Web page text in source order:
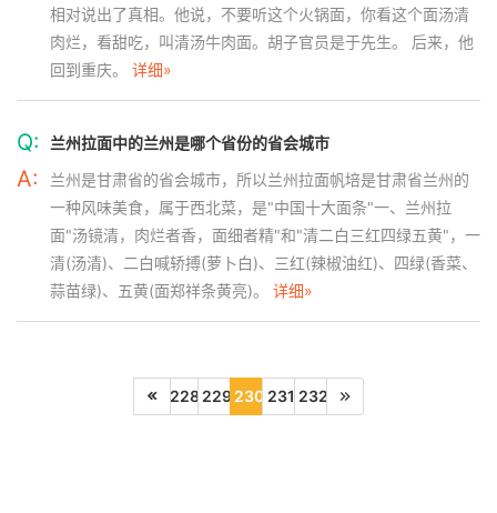
相对说出了真相。他说，不要听这个火锅面，你看这个面汤清
肉烂，看甜吃，叫清汤牛肉面。胡子官员是于先生。 后来，他
回到重庆。 详细»
Q: 兰州拉面中的兰州是哪个省份的省会城市
A:
兰州是甘肃省的省会城市，所以兰州拉面帆培是甘肃省兰州的
一种风味美食，属于西北菜，是"中国十大面条"一、兰州拉
面"汤镜清，肉烂者香，面细者精"和"清二白三红四绿五黄"，一
清(汤清)、二白喊轿搏(萝卜白)、三红(辣椒油红)、四绿(香菜、
蒜苗绿)、五黄(面郑祥条黄亮)。 详细»
228 229 230 231 232